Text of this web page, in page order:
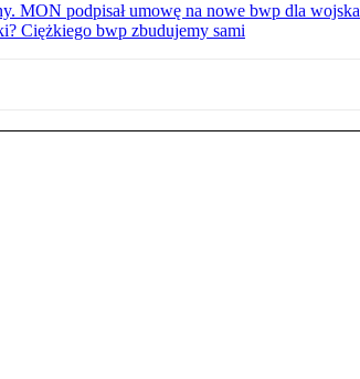
MON podpisał umowę na nowe bwp dla wojska
Ciężkiego bwp zbudujemy sami